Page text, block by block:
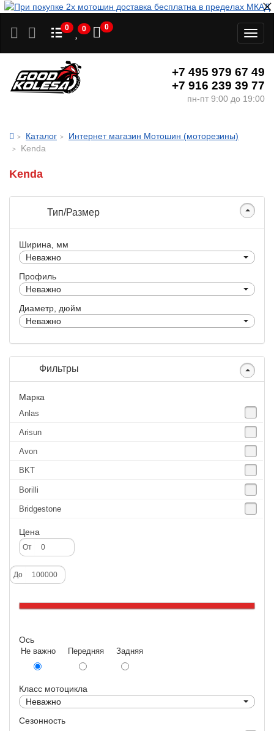
0 0 0
+7 495 979 67 49
+7 916 239 39 77
пн-пт 9:00 до 19:00
Каталог
Интернет магазин Мотошин (моторезины)
Kenda
Kenda
Тип/Размер
Ширина, мм
Неважно
Профиль
Неважно
Диаметр, дюйм
Неважно
Фильтры
Марка
Anlas
Arisun
Avon
BKT
Borilli
Bridgestone
Continental
CST
Deestone
Dunlop
Excel
GoldenTyre
Gummy
IRC
IRC Tyre
Цена
От
До
Ось
Не важно Передняя Задняя
Класс мотоцикла
Неважно
Сезонность